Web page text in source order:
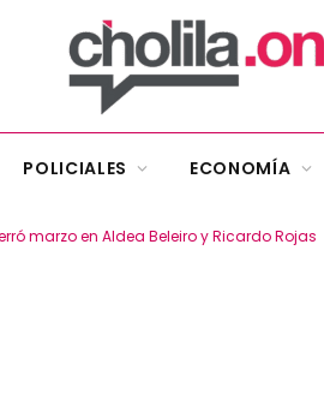
POLICIALES ECONOMÍA
marzo en Aldea Beleiro y Ricardo Rojas